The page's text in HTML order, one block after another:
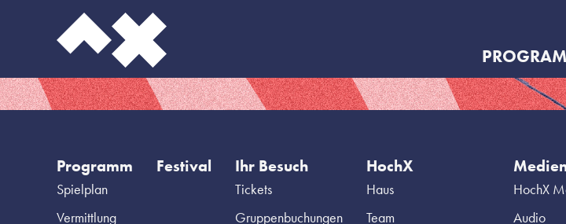
Programm
Spielplan
Vermittlung
Festival Ihr Besuch
Tickets
Gruppenbuchungen
HochX
Haus
Team
HochX
Audio